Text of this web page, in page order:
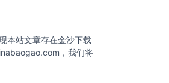
本站文章存在金沙下载
，我们将